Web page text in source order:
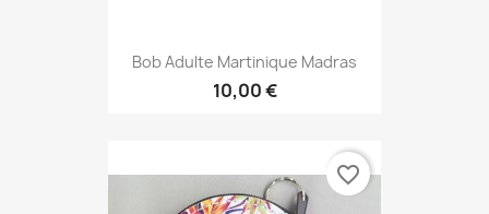
Bob Adulte Martinique Madras
10,00 €
favorite_border